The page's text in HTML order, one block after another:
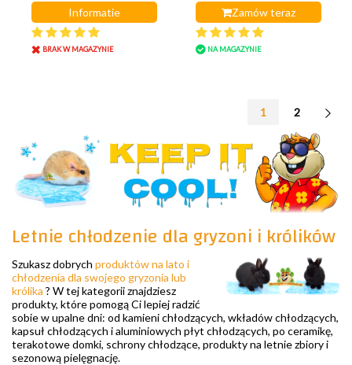
Informatie
BRAK W MAGAZYNIE
Zamów teraz
NA MAGAZYNIE
1 2
Letnie chłodzenie dla gryzoni i królików
Szukasz dobrych produktów na lato i
chłodzenia dla swojego gryzonia lub
królika ? W tej kategorii znajdziesz
produkty, które pomogą Ci lepiej radzić
sobie w upalne dni: od kamieni chłodzących, wkładów chłodzących,
kapsuł chłodzących i aluminiowych płyt chłodzących, po ceramikę,
terakotowe domki, schrony chłodzące, produkty na letnie zbiory i
sezonową pielęgnację.